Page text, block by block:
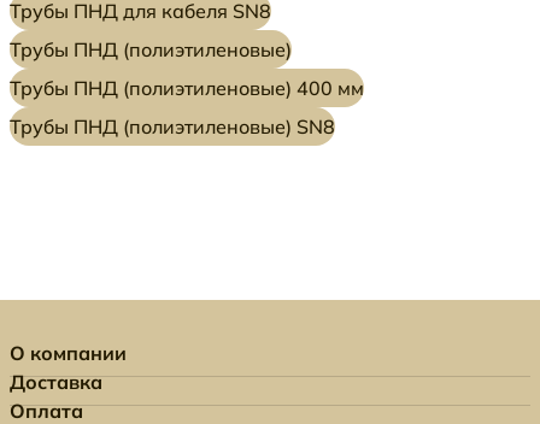
Трубы ПНД для кабеля SN8
Трубы ПНД (полиэтиленовые)
Трубы ПНД (полиэтиленовые) 400 мм
Трубы ПНД (полиэтиленовые) SN8
О компании
Доставка
Оплата